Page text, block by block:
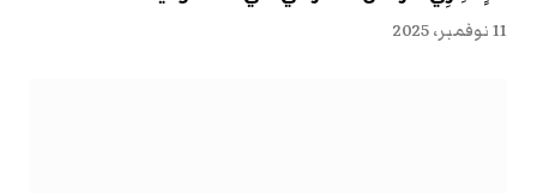
11 نوفمبر، 2025